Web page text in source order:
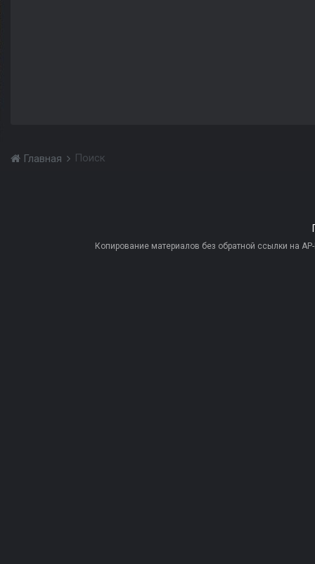
Главная Поиск
Копирование материалов без обратной ссылки на